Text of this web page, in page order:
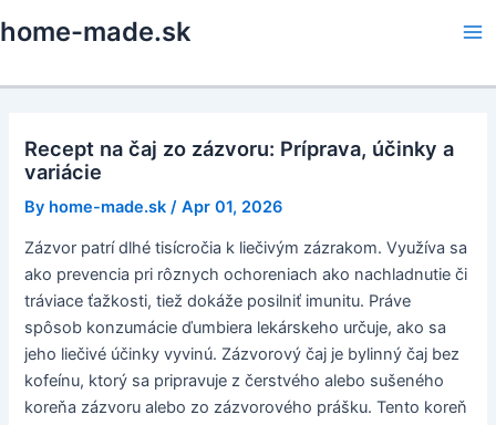
to
home-made.sk
Recept na čaj zo zázvoru: Príprava, účinky a
variácie
By home-made.sk /Apr 01, 2026
Zázvor patrí dlhé tisícročia k liečivým zázrakom. Využíva sa
ako prevencia pri rôznych ochoreniach ako nachladnutie či
tráviace ťažkosti, tiež dokáže posilniť imunitu. Práve
spôsob konzumácie ďumbiera lekárskeho určuje, ako sa
jeho liečivé účinky vyvinú. Zázvorový čaj je bylinný čaj bez
kofeínu, ktorý sa pripravuje z čerstvého alebo sušeného
koreňa zázvoru alebo zo zázvorového prášku. Tento koreň